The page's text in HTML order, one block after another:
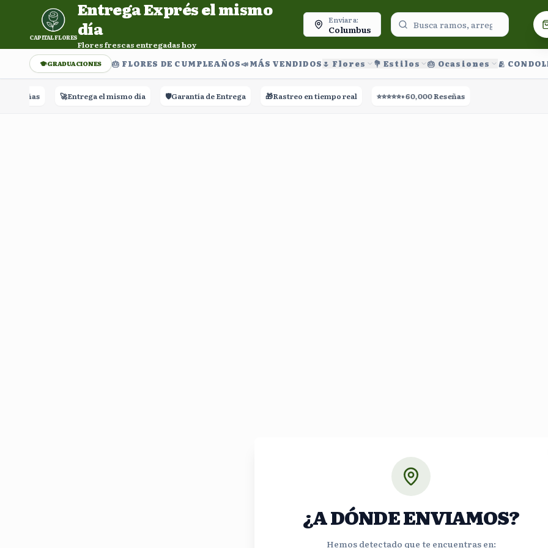
Entrega Exprés el mismo día. Flores frescas entregadas hoy.
CAPITAL FLORES
Entrega Exprés el mismo
día
Flores frescas entregadas hoy
Enviar a:
Columbus
GRADUACIONES 🎂 FLORES DE CUMPLEAÑOS📣​MÁS VENDIDOS 🌷 Flores 💐 Estilos 🎂 Ocasiones 🫂
Entrega el mismo día Garantía de Entrega Rastreo en tiempo real ⭐⭐⭐⭐⭐+60,000 Reseñas
¿A DÓNDE ENVIAMOS?
Hemos detectado que te encuentras en: